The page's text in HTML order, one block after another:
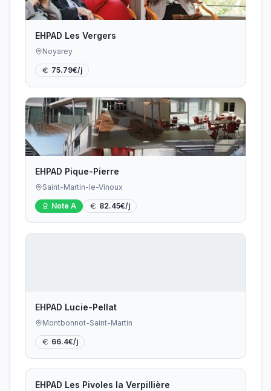
EHPAD Les Vergers
Noyarey
75.79€/j
EHPAD Pique-Pierre
Saint-Martin-le-Vinoux
Note A 82.45€/j
EHPAD Lucie-Pellat
Montbonnot-Saint-Martin
66.4€/j
EHPAD Les Pivoles la Verpillière